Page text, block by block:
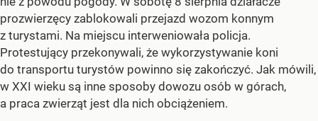
prozwierzęcy zablokowali przejazd wozom konnym
z turystami. Na miejscu interweniowała policja.
Protestujący przekonywali, że wykorzystywanie koni
do transportu turystów powinno się zakończyć. Jak mówili,
w XXI wieku są inne sposoby dowozu osób w górach,
a praca zwierząt jest dla nich obciążeniem.